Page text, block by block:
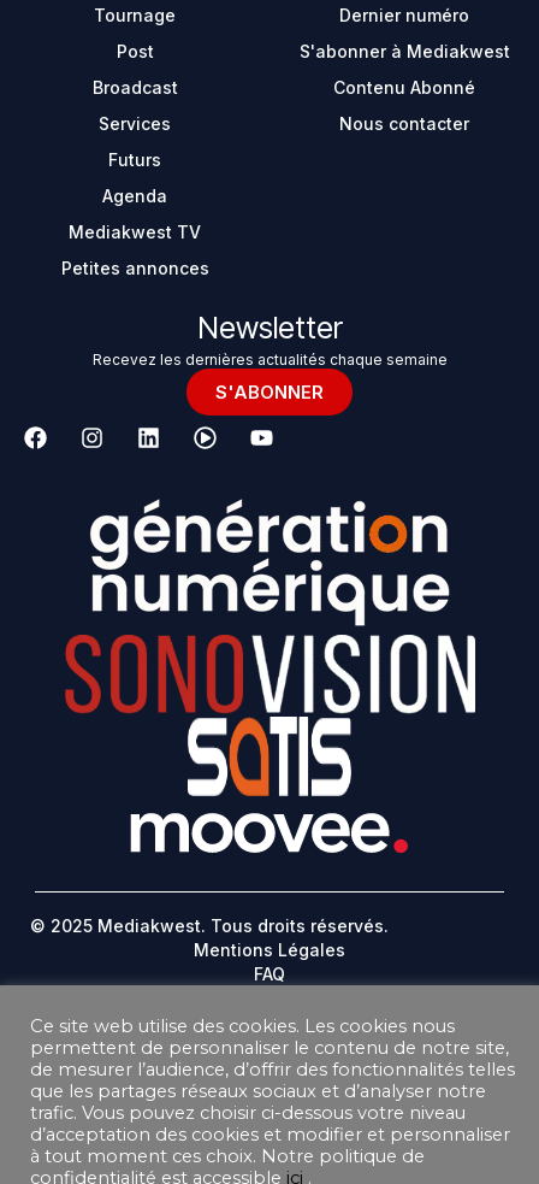
Tournage
Post
Broadcast
Services
Futurs
Agenda
Mediakwest TV
Petites annonces
Dernier numéro
S'abonner à Mediakwest
Contenu Abonné
Nous contacter
Newsletter
Recevez les dernières actualités chaque semaine
S'ABONNER
© 2025 Mediakwest. Tous droits réservés.
Mentions Légales
FAQ
Plan Du Site
DONNEES PERSONNELLES
CONDITIONS GÉNÉRALES DE VENTE ABONNEMENT
CONDITIONS GÉNÉRALES D’UTILISATION
Ce site web utilise des cookies. Les cookies nous
permettent de personnaliser le contenu de notre site,
de mesurer l’audience, d’offrir des fonctionnalités telles
que les partages réseaux sociaux et d’analyser notre
trafic. Vous pouvez choisir ci-dessous votre niveau
d’acceptation des cookies et modifier et personnaliser
à tout moment ces choix. Notre politique de
confidentialité est accessible ici .